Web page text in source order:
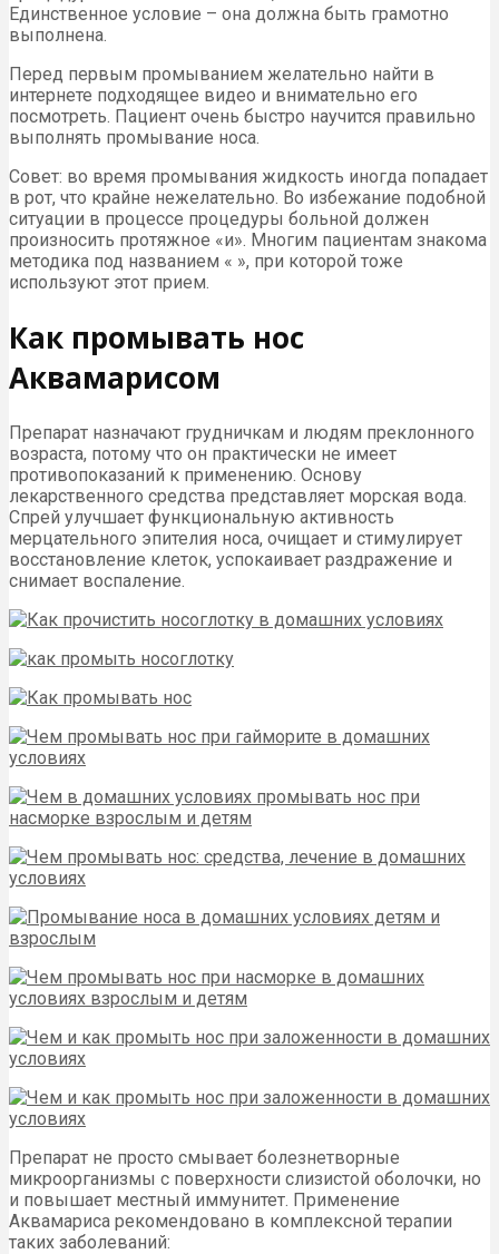
Единственное условие – она должна быть грамотно
выполнена.
Перед первым промыванием желательно найти в
интернете подходящее видео и внимательно его
посмотреть. Пациент очень быстро научится правильно
выполнять промывание носа.
Совет: во время промывания жидкость иногда попадает
в рот, что крайне нежелательно. Во избежание подобной
ситуации в процессе процедуры больной должен
произносить протяжное «и». Многим пациентам знакома
методика под названием « », при которой тоже
используют этот прием.
Как промывать нос
Аквамарисом
Препарат назначают грудничкам и людям преклонного
возраста, потому что он практически не имеет
противопоказаний к применению. Основу
лекарственного средства представляет морская вода.
Спрей улучшает функциональную активность
мерцательного эпителия носа, очищает и стимулирует
восстановление клеток, успокаивает раздражение и
снимает воспаление.
Препарат не просто смывает болезнетворные
микроорганизмы с поверхности слизистой оболочки, но
и повышает местный иммунитет. Применение
Аквамариса рекомендовано в комплексной терапии
таких заболеваний: